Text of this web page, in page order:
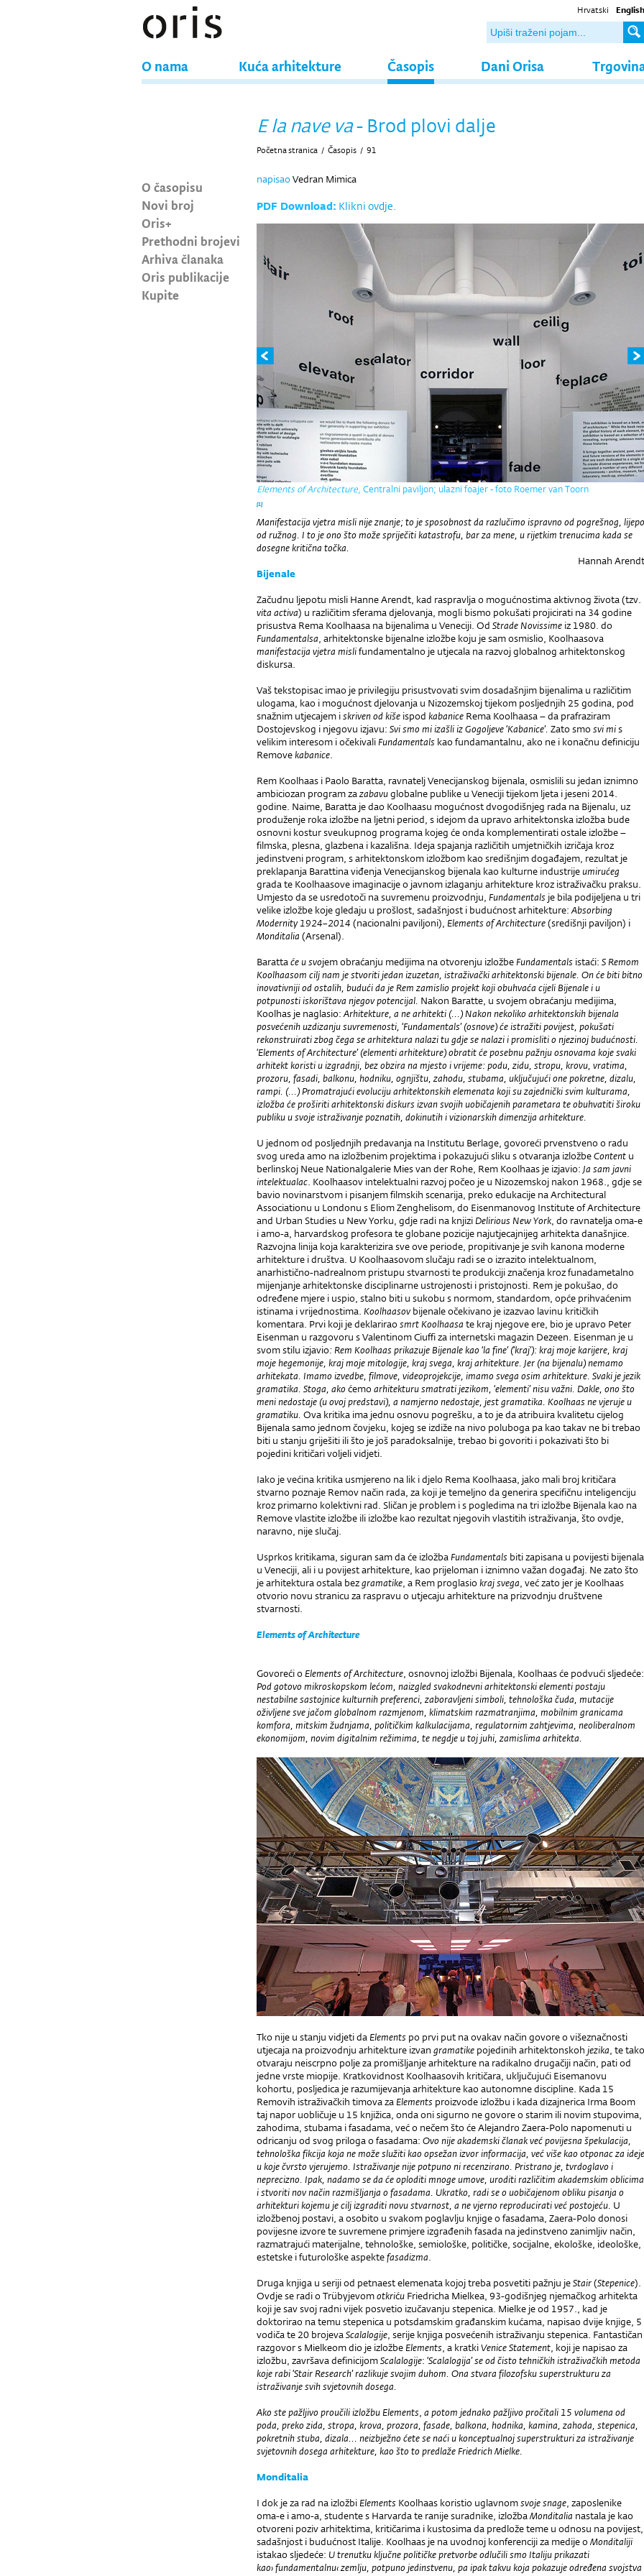
Hrvatski English
O nama Kuća arhitekture Časopis Dani Orisa
O časopisu
Novi broj
Oris+
Prethodni brojevi
Arhiva članaka
Oris publikacije
Kupite
E la nave va- Brod plovi dalje
Početna stranica / Časopis / 91
napisao Vedran Mimica
PDF Download: Klikni ovdje.
Elements of Architecture, Centralni paviljon; ulazni foajer - foto Roemer van Toorn
[1]
Manifestacija vjetra misli nije znanje; to je sposobnost da razlučimo ispravno od pogrešnog, lijepo
od ružnog. I to je ono što može spriječiti katastrofu, bar za mene, u rijetkim trenucima kada se
dosegne kritična točka.
Hannah Arendt
Bijenale
Začudnu ljepotu misli Hanne Arendt, kad raspravlja o mogućnostima aktivnog života (tzv.
vita activa) u različitim sferama djelovanja, mogli bismo pokušati projicirati na 34 godine
prisustva Rema Koolhaasa na bijenalima u Veneciji. Od Strade Novissime iz 1980. do
Fundamentalsa, arhitektonske bijenalne izložbe koju je sam osmislio, Koolhaasova
manifestacija vjetra mislifundamentalno je utjecala na razvoj globalnog arhitektonskog
diskursa.
Vaš tekstopisac imao je privilegiju prisustvovati svim dosadašnjim bijenalima u različitim
ulogama, kao i mogućnost djelovanja u Nizozemskoj tijekom posljednjih 25 godina, pod
snažnim utjecajem iskriven od kiše ispod kabanice Rema Koolhaasa – da prafraziram
Dostojevskog i njegovu izjavu: Svi smo mi izašli iz Gogoljeve ‘Kabanice’. Zato smo svi mis
velikim interesom i očekivali Fundamentals kao fundamantalnu, ako ne i konačnu definiciju
Removekabanice.
Rem Koolhaas i Paolo Baratta, ravnatelj Venecijanskog bijenala, osmislili su jedan iznimno
ambiciozan program zazabavuglobalne publike u Veneciji tijekom ljeta i jeseni 2014.
godine. Naime, Baratta je dao Koolhaasu mogućnost dvogodišnjeg rada na Bijenalu, uz
produženje roka izložbe na ljetni period, s idejom da upravo arhitektonska izložba bude
osnovni kostur sveukupnog programa kojeg će onda komplementirati ostale izložbe –
filmska, plesna, glazbena i kazališna. Ideja spajanja različitih umjetničkih izričaja kroz
jedinstveni program, s arhitektonskom izložbom kao središnjim događajem, rezultat je
preklapanja Barattina viđenja Venecijanskog bijenala kao kulturne industrije umirućeg
grada te Koolhaasove imaginacije o javnom izlaganju arhitekture kroz istraživačku praksu.
Umjesto da se usredotoči na suvremenu proizvodnju, Fundamentals je bila podijeljena u tri
velike izložbe koje gledaju u prošlost, sadašnjost i budućnost arhitekture:Absorbing
Modernity 1924–2014 (nacionalni paviljoni), Elementsof Architecture(središnji paviljon) i
Monditalia (Arsenal).
Barattaće u svojem obraćanju medijima na otvorenju izložbe Fundamentals istaći: S Remom
Koolhaasom cilj nam je stvoriti jedan izuzetan, istraživački arhitektonski bijenale. On će biti bitno
inovativniji od ostalih, budući da je Rem zamislio projekt koji obuhvaća cijeli Bijenale i u
potpunosti iskorištava njegov potencijal. Nakon Baratte, u svojem obraćanju medijima,
Koolhas je naglasio:Arhitekture, a ne arhitekti (...) Nakon nekoliko arhitektonskih bijenala
posvećenih uzdizanju suvremenosti, ‘Fundamentals’ (osnove) će istražiti povijest, pokušati
rekonstruirati zbog čega se arhitektura nalazi tu gdje se nalazi i promisliti o njezinoj budućnosti.
‘Elements of Architecture’ (elementi arhitekture) obratit će posebnu pažnju osnovama koje svaki
arhitekt koristi u izgradnji, bez obzira na mjesto i vrijeme: podu, zidu, stropu, krovu, vratima,
prozoru, fasadi, balkonu, hodniku, ognjištu, zahodu, stubama, uključujući one pokretne, dizalu,
rampi. (...)Promatrajući evoluciju arhitektonskih elemenata koji su zajednički svim kulturama,
izložba će proširiti arhitektonski diskurs izvan svojih uobičajenih parametara te obuhvatiti široku
publiku u svoje istraživanje poznatih, dokinutih i vizionarskih dimenzija arhitekture.
U jednom od posljednjih predavanja na Institutu Berlage, govoreći prvenstveno o radu
svog ureda amo na izložbenim projektima i pokazujući sliku s otvaranja izložbeContent u
berlinskoj Neue Nationalgalerie Mies van der Rohe, Rem Koolhaas je izjavio: Ja sam javni
intelektualac. Koolhaasov intelektualni razvoj počeo je u Nizozemskoj nakon 1968., gdje se
bavio novinarstvom i pisanjem filmskih scenarija, preko edukacije na Architectural
Associationu u Londonu s Eliom Zenghelisom, do Eisenmanovog Institute of Architecture
and Urban Studies u New Yorku, gdje radi na knjizi Delirious New York, do ravnatelja oma-e
i amo-a, harvardskog profesora te globane pozicije najutjecajnijeg arhitekta današnjice.
Razvojna linija koja karakterizira sve ove periode, propitivanje je svih kanona moderne
arhitekture i društva. U Koolhaasovom slučaju radi se o izrazito intelektualnom,
anarhistično-nadrealnom pristupu stvarnosti te produkciji značenja kroz funadametalno
mijenjanje arhitektonske disciplinarne ustrojenosti i pristojnosti. Rem je pokušao, do
određene mjere i uspio, stalno biti u sukobu s normom, standardom, opće prihvaćenim
istinama i vrijednostima. Koolhaasov bijenale očekivano je izazvao lavinu kritičkih
komentara. Prvi koji je deklarirao smrt Koolhaasa te kraj njegove ere, bio je upravo Peter
Eisenman u razgovoru s Valentinom Ciuffi za internetski magazin Dezeen. Eisenman je u
svom stilu izjavio: Rem Koolhaas prikazuje Bijenale kao ‘la fine’ (‘kraj’): kraj moje karijere, kraj
moje hegemonije, kraj moje mitologije, kraj svega, kraj arhitekture. Jer (na bijenalu) nemamo
arhitekata. Imamo izvedbe, filmove, videoprojekcije, imamo svega osim arhitekture. Svaki je jezik
gramatika. Stoga, akoćemo arhitekturu smatrati jezikom, ‘elementi’ nisu važni. Dakle, ono što
meni nedostaje (u ovoj predstavi), a namjerno nedostaje, jest gramatika. Koolhaas ne vjeruje u
gramatiku. Ova kritika ima jednu osnovu pogrešku, a to je da atribuira kvalitetu cijelog
Bijenala samo jednom čovjeku, kojeg se izdiže na nivo poluboga pa kao takav ne bi trebao
biti u stanju griješiti ili što je još paradoksalnije, trebao bi govoriti i pokazivati što bi
pojedini kritičari voljeli vidjeti.
Iako je većina kritika usmjereno na lik i djelo Rema Koolhaasa, jako mali broj kritičara
stvarno poznaje Remov način rada, za koji je temeljno da generira specifičnu inteligenciju
kroz primarno kolektivni rad. Sličan je problem i s pogledima na tri izložbe Bijenala kao na
Remove vlastite izložbe ili izložbe kao rezultat njegovih vlastitih istraživanja, što ovdje,
naravno, nije slučaj.
Usprkos kritikama, siguran sam da će izložba Fundamentals biti zapisana u povijesti bijenala
u Veneciji, ali i u povijest arhitekture, kao prijeloman i iznimno važan događaj. Ne zato što
je arhitektura ostala bezgramatike, a Rem proglasio kraj svega, već zato jer je Koolhaas
otvorio novu stranicu za raspravu o utjecaju arhitekture na prizvodnju društvene
stvarnosti.
Elements of Architecture
Govoreći o Elements of Architecture, osnovnoj izložbi Bijenala, Koolhaas će podvući sljedeće:
Pod gotovo mikroskopskom lećom, naizgled svakodnevni arhitektonski elementi postaju
nestabilne sastojnice kulturnih preferenci, zaboravljeni simboli, tehnološka čuda, mutacije
oživljene sve jačom globalnom razmjenom, klimatskim razmatranjima, mobilnim granicama
komfora, mitskim žudnjama, političkim kalkulacijama, regulatornim zahtjevima, neoliberalnom
ekonomijom, novim digitalnim režimima, te negdje u toj juhi, zamislima arhitekta.
Tko nije u stanju vidjeti da Elements po prvi put na ovakav način govore o višeznačnosti
utjecaja na proizvodnju arhitekture izvan gramatike pojedinih arhitektonskoh jezika, te tako
otvaraju neiscrpno polje za promišljanje arhitekture na radikalno drugačiji način, pati od
jedne vrste miopije. Kratkovidnost Koolhaasovih kritičara, uključujući Eisemanovu
kohortu, posljedica je razumijevanja arhitekture kao autonomne discipline. Kada 15
Removih istraživačkih timova za Elements proizvode izložbu i kada dizajnerica Irma Boom
taj napor uobličuje u 15 knjižica, onda oni sigurno ne govore o starim ili novim stupovima,
zahodima, stubama i fasadama, već o nečem što će Alejandro Zaera-Polo napomenuti u
odricanju od svog priloga o fasadama: Ovo nije akademski članak već povijesna špekulacija,
tehnološka fikcija koja ne može služiti kao opsežan izvor informacija, već više kao otponac za ideje
u koje čvrsto vjerujemo. Istraživanje nije potpuno ni recenzirano. Pristrano je, tvrdoglavo i
neprecizno. Ipak, nadamo se da će oploditi mnoge umove, uroditi različitim akademskim oblicima
i stvoriti nov način razmišljanja o fasadama. Ukratko, radi se o uobičajenom obliku pisanja o
arhitekturi kojemu je cilj izgraditi novu stvarnost, a ne vjerno reproducirati već postojeću. U
izložbenoj postavi, a osobito u svakom poglavlju knjige o fasadama, Zaera-Polo donosi
povijesne izvore te suvremene primjere izgrađenih fasada na jedinstveno zanimljiv način,
razmatrajući materijalne, tehnološke, semiološke, političke, socijalne, ekološke, ideološke,
estetske i futurološke aspektefasadizma.
Druga knjiga u seriji od petnaest elemenata kojoj treba posvetiti pažnju jeStair(Stepenice).
Ovdje se radi o Trübyjevomotkriću Friedricha Mielkea, 93-godišnjeg njemačkog arhitekta
koji je sav svoj radni vijek posvetio izučavanju stepenica. Mielke je od 1957., kad je
doktorirao na temu stepenica u potsdamskim građanskim kućama, napisao dvije knjige, 5
vodiča te 20 brojevaScalalogije, serije knjiga posvećenih istraživanju stepenica. Fantastičan
razgovor s Mielkeom dio je izložbe Elements, a kratkiVenice Statement, koji je napisao za
izložbu, završava definicijomScalalogije: ‘Scalalogija’ se od čisto tehničkih istraživačkih metoda
koje rabi ‘Stair Research’ razlikuje svojim duhom. Ona stvara filozofsku superstrukturu za
istraživanje svih svjetovnih dosega.
Ako ste pažljivo proučili izložbu Elements, a potom jednako pažljivo pročitali 15 volumena od
poda, preko zida, stropa, krova, prozora, fasade, balkona, hodnika, kamina, zahoda, stepenica,
pokretnih stuba, dizala... neizbježnoćete se naći u konceptualnoj superstrukturi za istraživanje
svjetovnih dosega arhitekture, kao što to predlaže Friedrich Mielke.
Monditalia
I dok je za rad na izložbi Elements Koolhaas koristio uglavnomsvoje snage, zaposlenike
oma-e i amo-a, studente s Harvarda te ranije suradnike, izložbaMonditalia nastala je kao
otvoreni poziv arhitektima, kritičarima i kustosima da predlože teme u odnosu na povijest,
sadašnjost i budućnost Italije. Koolhaas je na uvodnoj konferenciji za medije o Monditaliji
istakao sljedeće: U trenutku ključne političke pretvorbe odlučili smo Italiju prikazati
kao‹fundamentalnu›zemlju, potpuno jedinstvenu, pa ipak takvu koja pokazuje određena svojstva